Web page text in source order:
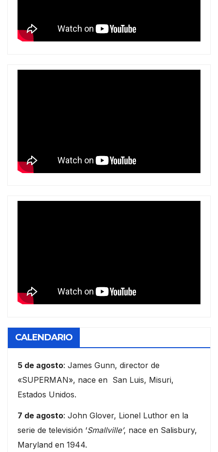
CALENDARIO
5 de agosto: James Gunn, director de
«SUPERMAN», nace en San Luis, Misuri,
Estados Unidos.
7 de agosto: John Glover, Lionel Luthor en la
serie de televisión ‘Smallville’, nace en Salisbury,
Maryland en 1944.